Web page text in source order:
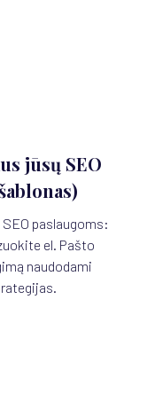
jūsų SEO
paslaugoms:
el. Pašto
naudodami